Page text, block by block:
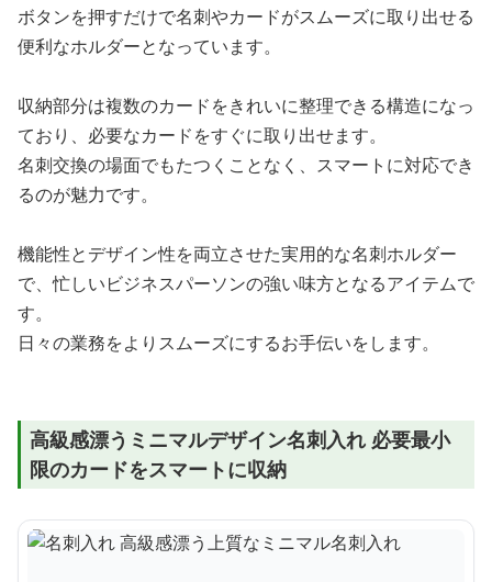
ボタンを押すだけで名刺やカードがスムーズに取り出せる
便利なホルダーとなっています。
収納部分は複数のカードをきれいに整理できる構造になっ
ており、必要なカードをすぐに取り出せます。
名刺交換の場面でもたつくことなく、スマートに対応でき
るのが魅力です。
機能性とデザイン性を両立させた実用的な名刺ホルダー
で、忙しいビジネスパーソンの強い味方となるアイテムで
す。
日々の業務をよりスムーズにするお手伝いをします。
高級感漂うミニマルデザイン名刺入れ 必要最小
限のカードをスマートに収納